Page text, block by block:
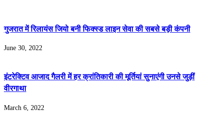
गुजरात में रिलायंस जियो बनी फिक्स्ड लाइन सेवा की सबसे बड़ी कंपनी
June 30, 2022
इंटरेक्टिव आजाद गैलरी में हर क्रांतिकारी की मूर्तियां सुनाएंगी उनसे जुड़ीं
वीरगाथा
March 6, 2022